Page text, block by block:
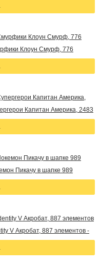
Клоун Смурф, 776
Капитан Америка, 2483
Пикачу в шапке 989
V Акробат, 887 элементов -